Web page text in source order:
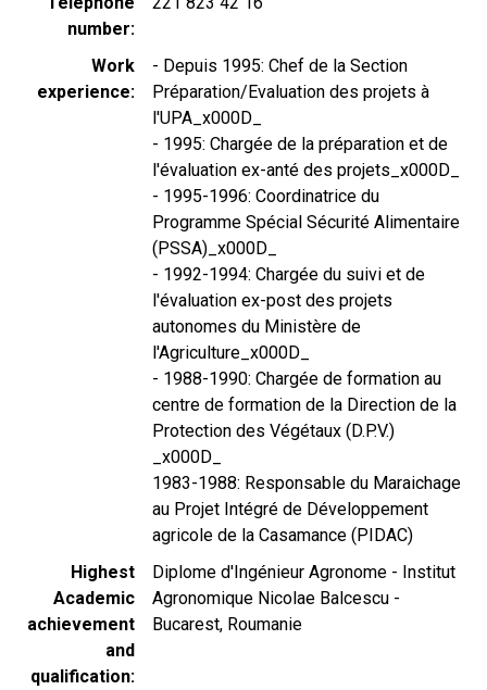
number
Work
experience
- Depuis 1995: Chef de la Section
Préparation/Evaluation des projets à
l'UPA_x000D_
- 1995: Chargée de la préparation et de
l'évaluation ex-anté des projets_x000D_
- 1995-1996: Coordinatrice du
Programme Spécial Sécurité Alimentaire
(PSSA)_x000D_
- 1992-1994: Chargée du suivi et de
l'évaluation ex-post des projets
autonomes du Ministère de
l'Agriculture_x000D_
- 1988-1990: Chargée de formation au
centre de formation de la Direction de la
Protection des Végétaux (D.P.V.)
_x000D_
1983-1988: Responsable du Maraichage
au Projet Intégré de Développement
agricole de la Casamance (PIDAC)
Highest
Academic
achievement
and
qualification
Diplome d'Ingénieur Agronome - Institut
Agronomique Nicolae Balcescu -
Bucarest, Roumanie